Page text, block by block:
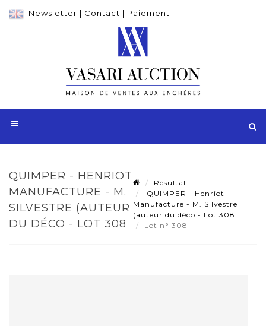
Newsletter | Contact | Paiement
QUIMPER - HENRIOT
MANUFACTURE - M.
SILVESTRE (AUTEUR
DU DÉCO - LOT 308
Résultat
QUIMPER - Henriot
Manufacture - M. Silvestre
(auteur du déco - Lot 308
Lot n° 308